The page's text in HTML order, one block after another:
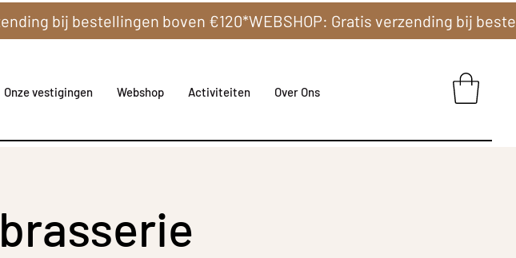
Onze vestigingen Webshop Activiteiten Over Ons